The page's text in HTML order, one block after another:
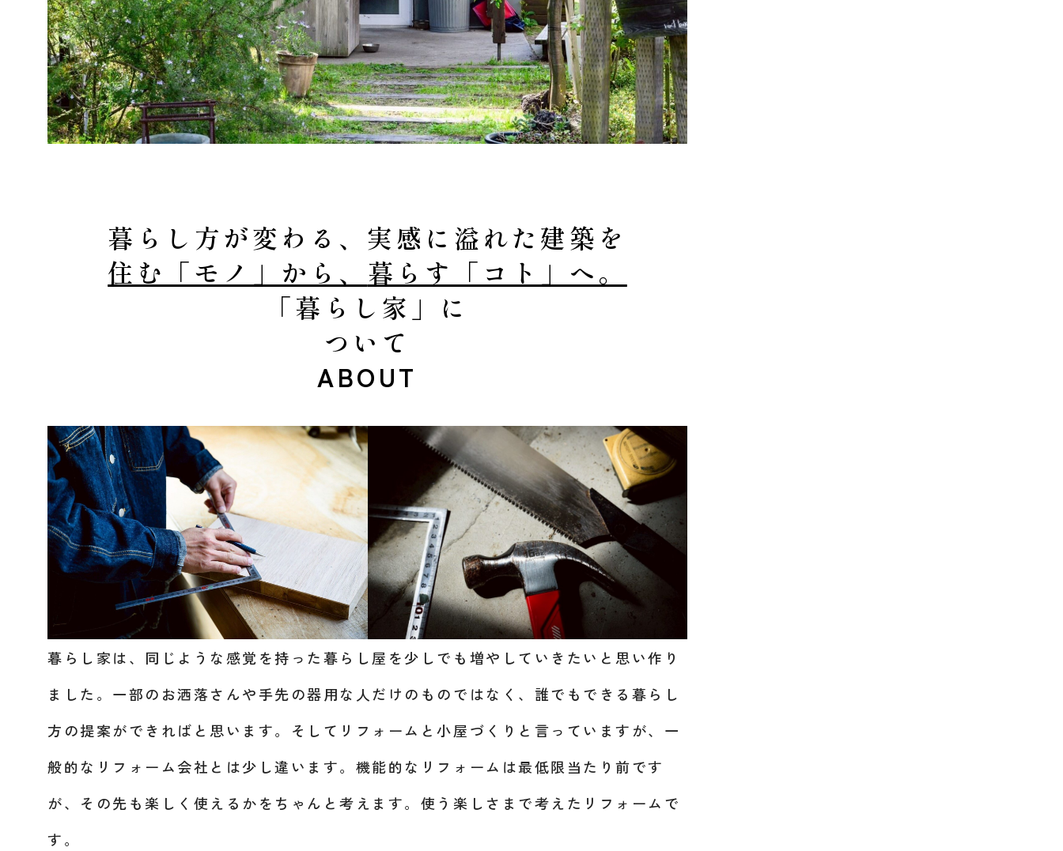
暮らし方が変わる、実感に溢れた建築を
住む「モノ」から、 暮らす「コト」へ。
「暮らし家」に
ついて
ABOUT
暮らし家は、同じような感覚を持った暮らし屋を少しでも増やしていきたいと思い作り
ました。一部のお洒落さんや手先の器用な人だけのものではなく、誰でもできる暮らし
方の提案ができればと思います。そしてリフォームと小屋づくりと言っていますが、一
般的なリフォーム会社とは少し違います。機能的なリフォームは最低限当たり前です
が、その先も楽しく使えるかをちゃんと考えます。使う楽しさまで考えたリフォームで
す。